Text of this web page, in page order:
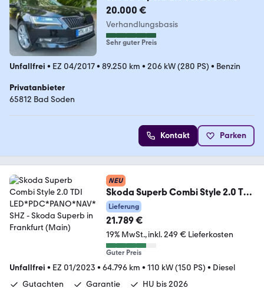
20.000 €
Verhandlungsbasis
Sehr guter Preis
Unfallfrei • EZ 04/2017• 89.250 km • 206 kW (280 PS) • Benzin
Privatanbieter
65812 Bad Soden
Kontakt Parken
NEU
Skoda Superb Combi Style 2.0 TDI
LED*PDC*PANO*NAV*SHZ
Lieferung
21.789 €
19% MwSt. inkl. 249 € Lieferkosten
Guter Preis
Unfallfrei • EZ 01/2023 • 64.796 km • 110 kW (150 PS) • Diesel
Gutachten
Garantie HU bis 2026